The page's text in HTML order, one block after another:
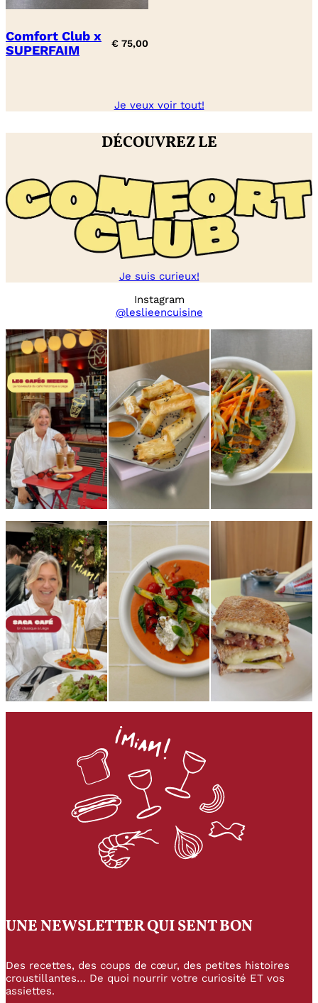
Comfort Club x
SUPERFAIM
€ 75,00
Je veux voir tout!
DÉCOUVREZ LE
Je suis curieux!
Instagram
@leslieencuisine
UNE NEWSLETTER QUI SENT BON
Des recettes, des coups de cœur, des petites histoires
croustillantes… De quoi nourrir votre curiosité ET vos
assiettes.